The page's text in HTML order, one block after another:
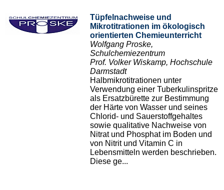
Tüpfelnachweise und
Mikrotitrationen im ökologisch
orientierten Chemieunterricht
Wolfgang Proske,
Schulchemiezentrum
Prof. Volker Wiskamp, Hochschule
Darmstadt
Halbmikrotitrationen unter
Verwendung einer Tuberkulinspritze
als Ersatzbürette zur Bestimmung
der Härte von Wasser und seines
Chlorid- und Sauerstoffgehaltes
sowie qualitative Nachweise von
Nitrat und Phosphat im Boden und
von Nitrit und Vitamin C in
Lebensmitteln werden beschrieben.
Diese ge...